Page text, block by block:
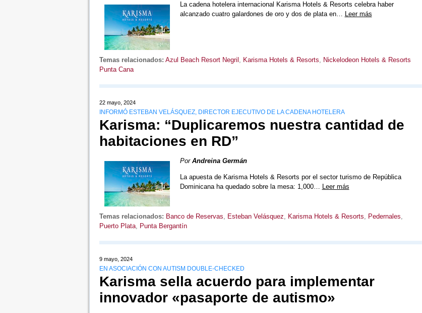
La cadena hotelera internacional Karisma Hotels & Resorts celebra haber
alcanzado cuatro galardones de oro y dos de plata en… Leer más
Temas relacionados: Azul Beach Resort Negril , Karisma Hotels & Resorts, Nickelodeon Hotels & Resorts
Punta Cana
22 mayo, 2024
INFORMÓ ESTEBAN VELÁSQUEZ, DIRECTOR EJECUTIVO DE LA CADENA HOTELERA
Karisma: “Duplicaremos nuestra cantidad de
habitaciones en RD”
Por Andreina Germán
La apuesta de Karisma Hotels & Resorts por el sector turismo de República
Dominicana ha quedado sobre la mesa: 1,000… Leer más
Temas relacionados: Banco de Reservas, Esteban Velásquez, Karisma Hotels & Resorts, Pedernales,
Puerto Plata, Punta Bergantín
9 mayo, 2024
EN ASOCIACIÓN CON AUTISM DOUBLE-CHECKED
Karisma sella acuerdo para implementar
innovador «pasaporte de autismo»